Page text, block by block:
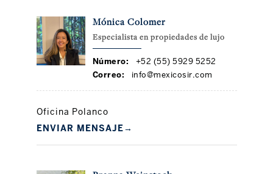
Mónica Colomer
Especialista en propiedades de lujo
Número:
+52 (55) 5929 5252
Correo:
info@mexicosir.com
Oficina Polanco
ENVIAR MENSAJE→